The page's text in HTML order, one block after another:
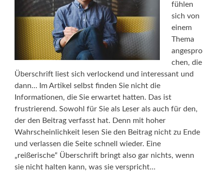
fühlen
sich von
einem
Thema
angespro
chen, die
Überschrift liest sich verlockend und interessant und
dann… Im Artikel selbst finden Sie nicht die
Informationen, die Sie erwartet hatten. Das ist
frustrierend. Sowohl für Sie als Leser als auch für den,
der den Beitrag verfasst hat. Denn mit hoher
Wahrscheinlichkeit lesen Sie den Beitrag nicht zu Ende
und verlassen die Seite schnell wieder. Eine
„reißerische“ Überschrift bringt also gar nichts, wenn
sie nicht halten kann, was sie verspricht…